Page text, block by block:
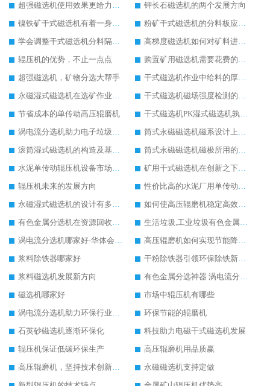
超强磁选机使用效果更给力操作更简单
钾长石磁选机的两个发展方向
镍铁矿干式磁选机有着一身过硬的本事
粉矿干式磁选机的分料板应该这样安装
学会调整干式磁选机分料隔板对保证干选效果意义重大
高梯度磁选机如何对矿料进行有效的分选
辊压机的优势，不止一点点
购置矿用磁选机需要花费的成本高不高
超强磁选机，矿物分选大帮手
干式磁选机作业中给料的厚度如何控制到位
永磁湿式磁选机在选矿作业中能胜任哪些工作
干式磁选机磁场强度检测的四个关键点说明
节省成本的单传动高压辊磨机
干式磁选机PK湿式磁选机孰强孰弱
涡电流分选机助力电子垃圾回收
筒式永磁磁选机磁系设计上有哪些特别之处
滚筒湿式磁选机的构造及基本选矿流程详解
筒式永磁磁选机磁极所用的材料及性能要求
水泥单传动辊压机设备市场地位与日俱增
矿用干式磁选机在创新之下提升实力
辊压机未来的发展方向
性价比高的水泥厂用单传动辊压机
永磁湿式磁选机的设计有多出彩
如何使高压辊磨机稳定高效率工作
有色金属分选机在资源回收行业应用广泛
生活垃圾,工业垃圾有色金属分选机设备
涡电流分选机哪家好-华体会手机网页版-华体会(中国) 重工
高压辊磨机如何实现节能降耗生产
浆料除铁器哪家好
干粉除铁器引领环保除铁新趋势
浆料磁选机发展新方向
有色金属分选神器 涡电流分选机
磁选机哪家好
市场中辊压机有哪些
涡电流分选机助力环保行业发展
环保节能的辊磨机
石英砂磁选机逐渐环保化
科技助力电磁干式磁选机发展
辊压机保证低碳环保生产
高压辊磨机用品质赢
高压辊磨机，坚持技术创新发展
永磁磁选机支持定做